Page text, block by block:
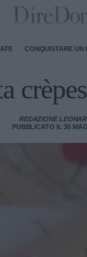
CONQUISTARE UN
REDAZIONE
PUBBLICATO IL 30